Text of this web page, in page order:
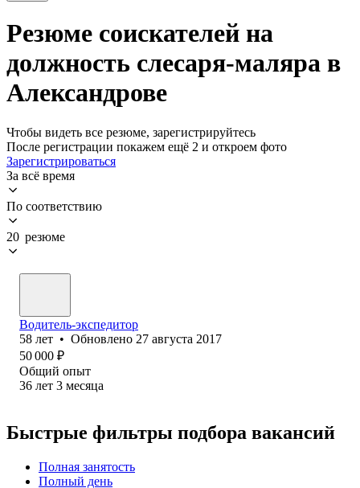
Резюме соискателей на
должность слесаря-маляра в
Александрове
Чтобы видеть все резюме, зарегистрируйтесь
После регистрации покажем ещё 2 и откроем фото
Зарегистрироваться
За всё время
По соответствию
20 резюме
Водитель-экспедитор
58 лет • Обновлено 27 августа 2017
50 000 ₽
Общий опыт
36 лет 3 месяца
Быстрые фильтры подбора вакансий
Полная занятость
Полный день